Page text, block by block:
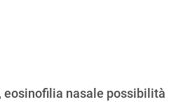
eosinofilia nasale possibilità